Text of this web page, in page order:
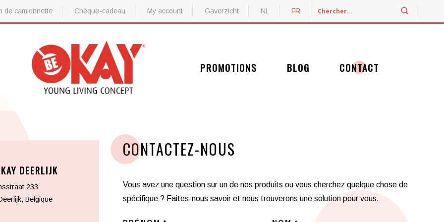
de camionnette Chèque-cadeau My account Gaverzicht NL FR
PROMOTIONS BLOG CONTACT
DEERLIJK
233
Belgique
CONTACTEZ-NOUS
Vous avez une question sur un de nos produits ou vous cherchez quelque chose de
spécifique ? Faites-nous savoir et nous trouverons une solution pour vous.